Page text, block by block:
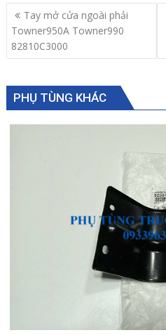
Post
navigation
Tay mở cửa ngoài phải
Towner950A Towner990
82810C3000
PHỤ TÙNG KHÁC